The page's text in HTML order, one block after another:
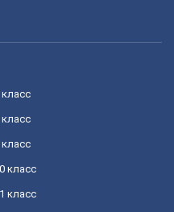
класс
класс
класс
класс
класс